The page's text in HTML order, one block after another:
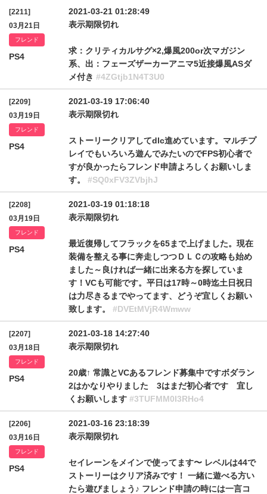
[2211]
03月21日
フレンド
PS4
2021-03-21 01:28:49
表示期限切れ
求：クリティカルサグ×2,爆風200or次マガジン
系、出：フェーズザーカーアニマ5近接爆風ASダ
メ付き #4ZGtjb1N4T3U0
[2209]
03月19日
フレンド
PS4
2021-03-19 17:06:40
表示期限切れ
ストーリークリアしてdlc進めています。マルチプ
レイでもいろいろ遊んでみたいのでFPS初心者で
すが良かったらフレンド申請よろしくお願いしま
す。 #SQ0xFV3ZVbjhJ
[2208]
03月19日
フレンド
PS4
2021-03-19 01:18:18
表示期限切れ
最近復帰してフラックを65まで上げました。現在
装備を整える事に奔走しつつＤＬＣの攻略も始め
ました～良ければ一緒に出来る方を探していま
す！VCも可能です。平日は17時～0時迄土日祝日
は力尽きるまでやってます、どうぞ宜しくお願い
致します。 #DVEtMVjR4Wmww
[2207]
03月18日
フレンド
PS4
2021-03-18 14:27:40
表示期限切れ
20歳↑ 常識とVCあるフレンド募集中ですボダラン
2はかなりやりました 3はまだ初心者です 宜し
くお願いします #3TUFMM0I3RHo4
[2206]
03月16日
フレンド
PS4
2021-03-16 23:18:39
表示期限切れ
セイレーンをメインで使ってます〜 レベルは44で
ストーリーはクリア済みです！ 一緒に遊べる方い
たら遊びましょう♪ フレンド申請の時には一言コ